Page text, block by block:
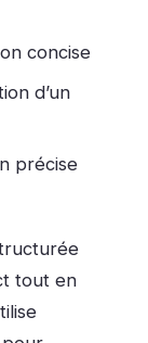
concise
d’un
précise
tout en